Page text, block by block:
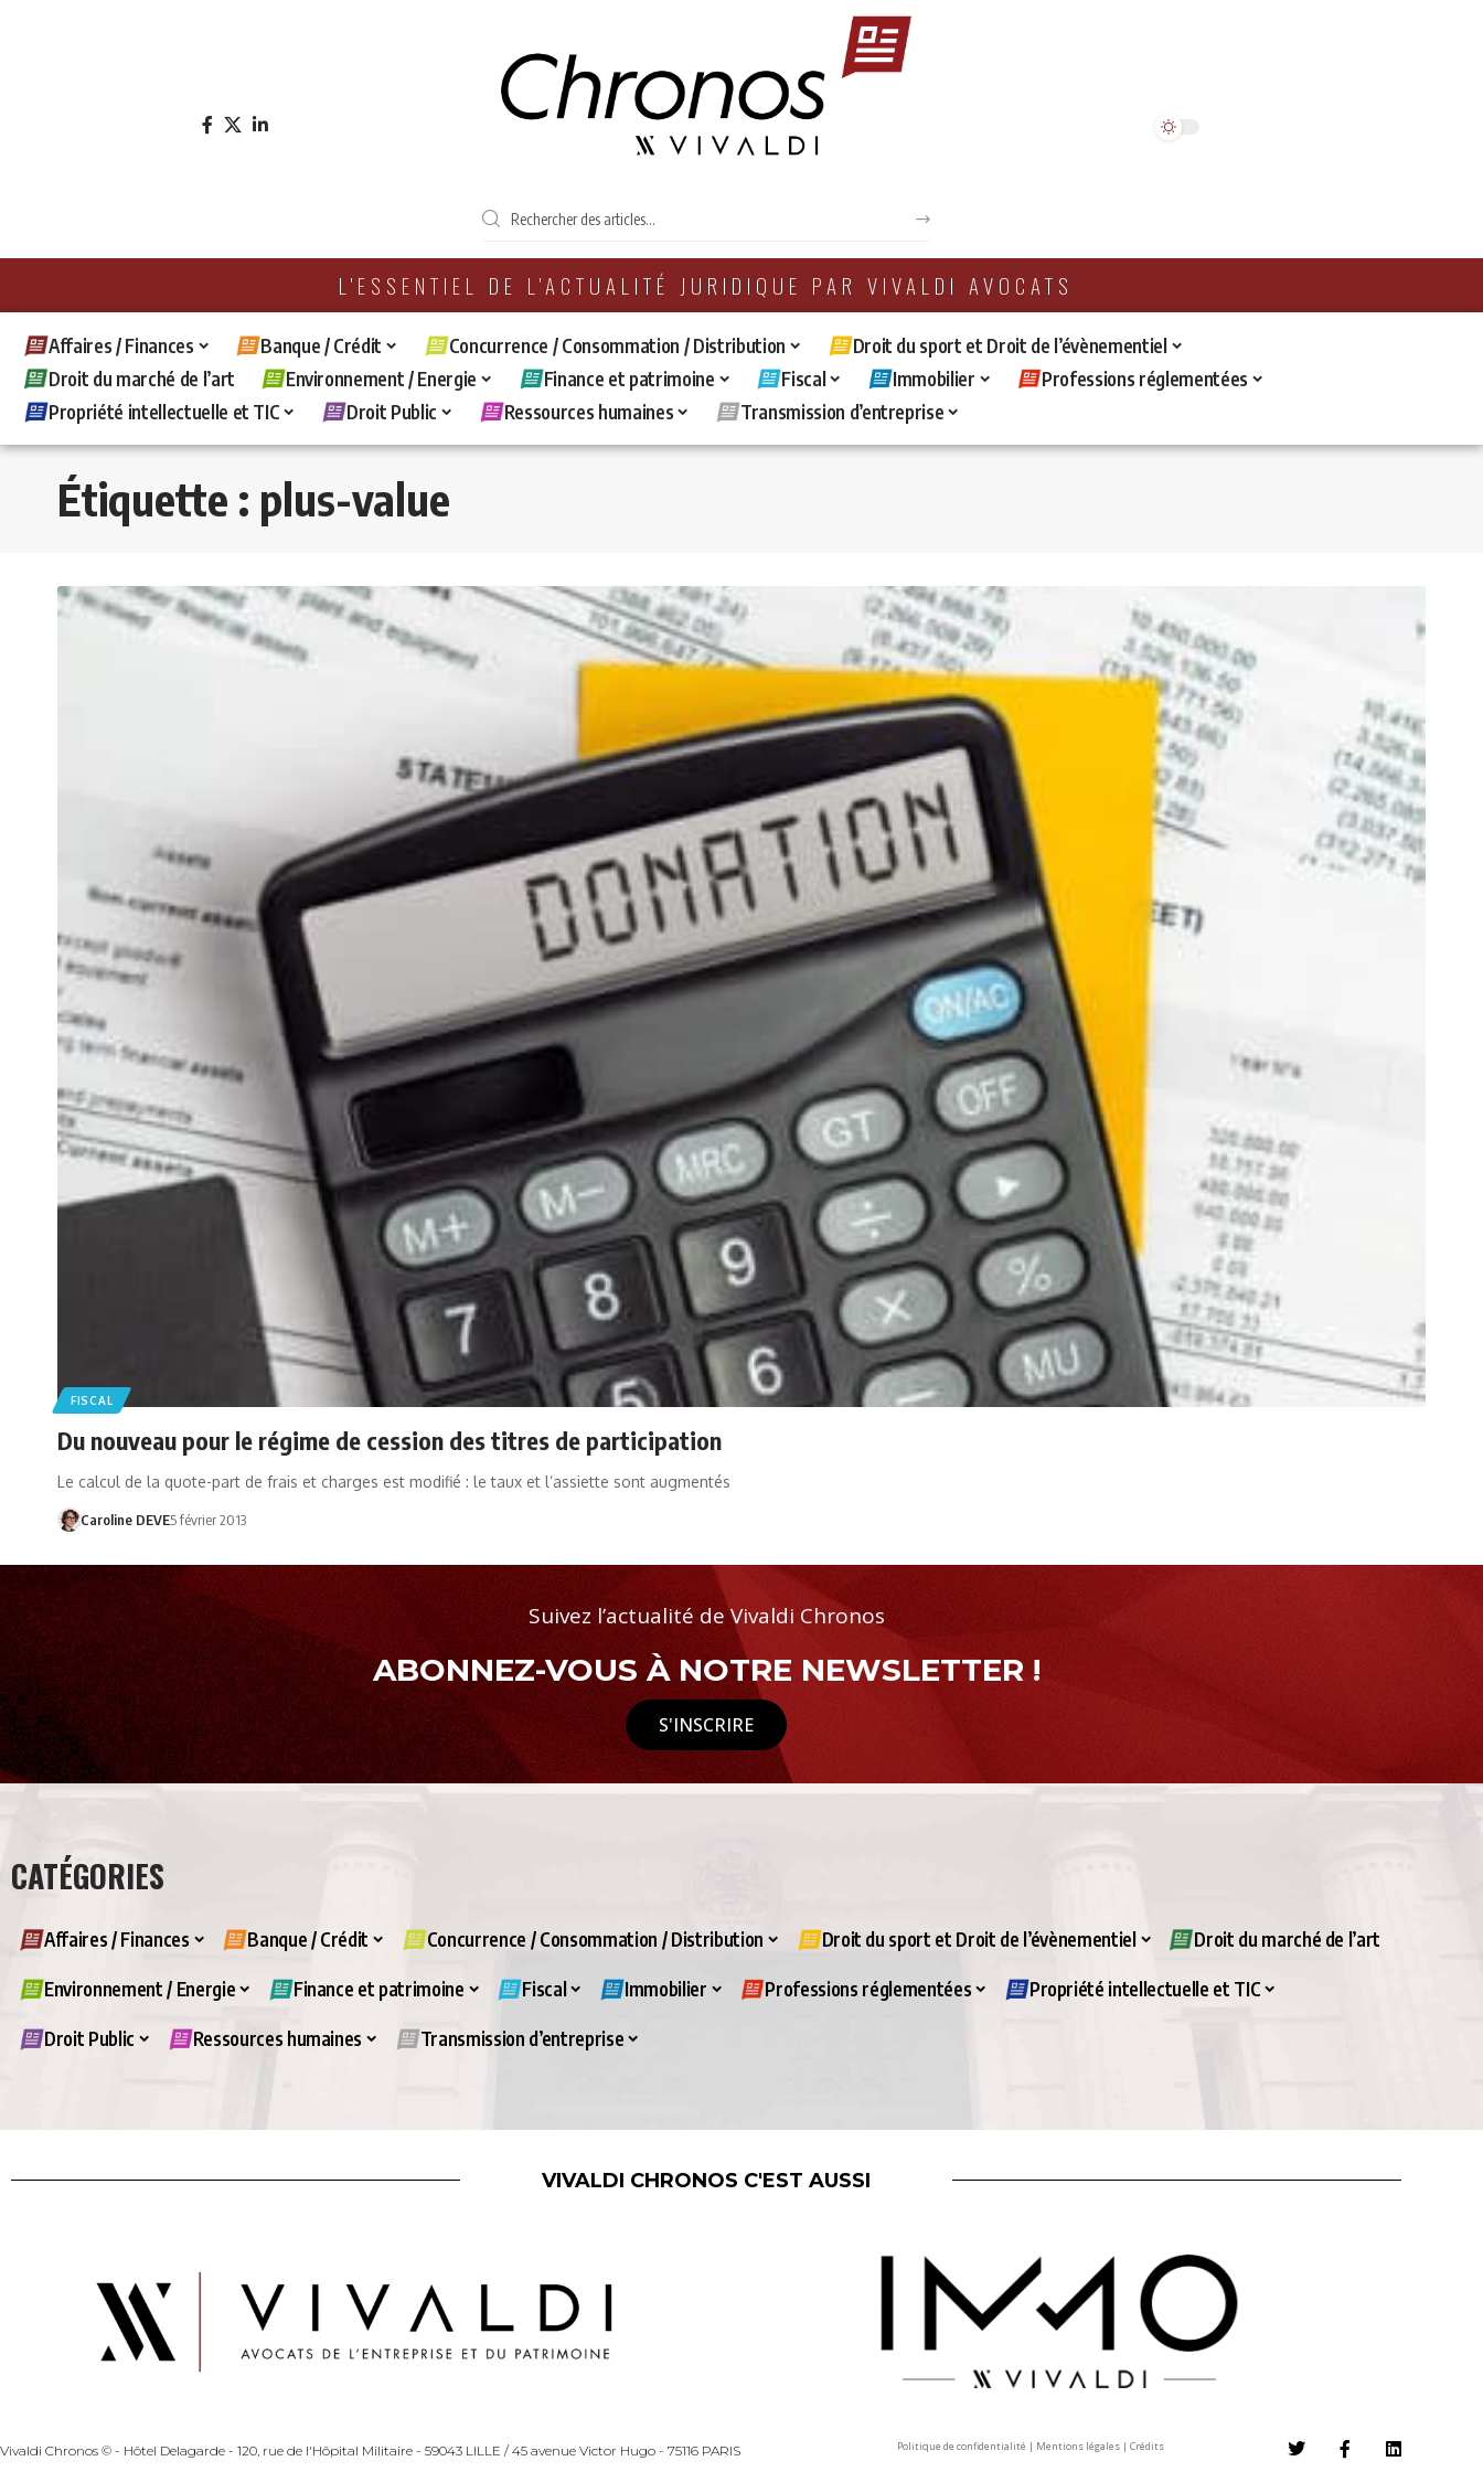
L'ESSENTIEL DE L'ACTUALITÉ JURIDIQUE PAR VIVALDI AVOCATS
Affaires / Finances Banque / Crédit Concurrence / Consommation / Distribution
Droit du sport et Droit de l’évènementiel
Droit du marché de l’art
Environnement / Energie Finance et patrimoine Fiscal Immobilier
Professions réglementées
Propriété intellectuelle et TIC
Droit Public Ressources humaines Transmission d’entreprise
Étiquette : plus-value
FISCAL
Du nouveau pour le régime de cession des titres de participation
Le calcul de la quote-part de frais et charges est modifié : le taux et l’assiette sont augmentés
Caroline DEVE5 février 2013
Suivez l’actualité de Vivaldi Chronos
ABONNEZ-VOUS À NOTRE NEWSLETTER !
S'INSCRIRE
CATÉGORIES
Affaires / Finances Banque / Crédit Concurrence / Consommation / Distribution Droit du sport et Droit de l’évènementiel Droit du marché de l’art
Environnement / Energie Finance et patrimoine Fiscal Immobilier Professions réglementées Propriété intellectuelle et TIC
Droit Public Ressources humaines Transmission d’entreprise
VIVALDI CHRONOS C'EST AUSSI
Vivaldi Chronos © - Hôtel Delagarde - 120, rue de l'Hôpital Militaire - 59043 LILLE / 45 avenue Victor Hugo - 75116 PARIS Politique de confidentialité | Mentions légales |Crédits